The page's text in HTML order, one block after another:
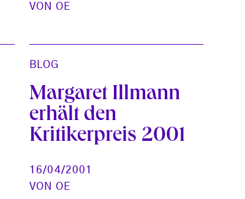
VON OE
BLOG
Margaret Illmann
erhält den
Kritikerpreis 2001
16/04/2001
VON OE